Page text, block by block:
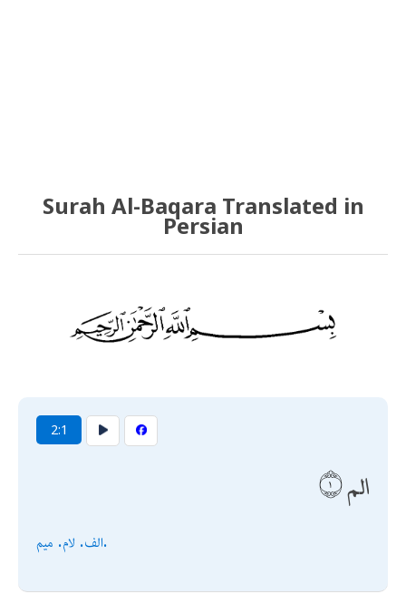
Surah Al-Baqara Translated in
Persian
2:1
الم
الف. لام. ميم.